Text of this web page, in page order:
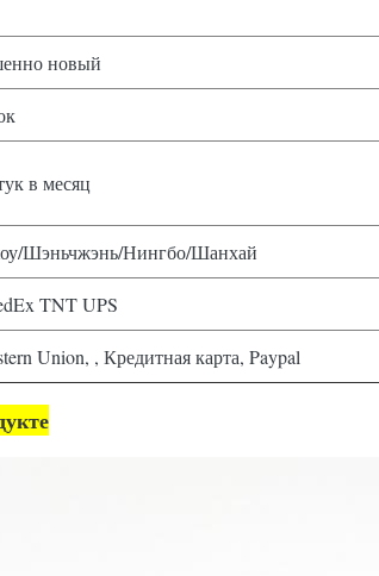
новый
в месяц
Шэньчжэнь/Нингбо/Шанхай
TNT UPS
Union, , Кредитная карта, Paypal